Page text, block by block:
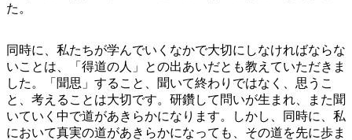
た。
同時に、私たちが学んでいくなかで大切にしなければならな
いことは、「得道の人」との出あいだとも教えていただきま
した。「聞思」すること、聞いて終わりではなく、思うこ
と、考えることは大切です。研鑽して問いが生まれ、また聞
いていく中で道があきらかになります。しかし、同時に、私
において真実の道があきらかになっても、その道を先に歩ま